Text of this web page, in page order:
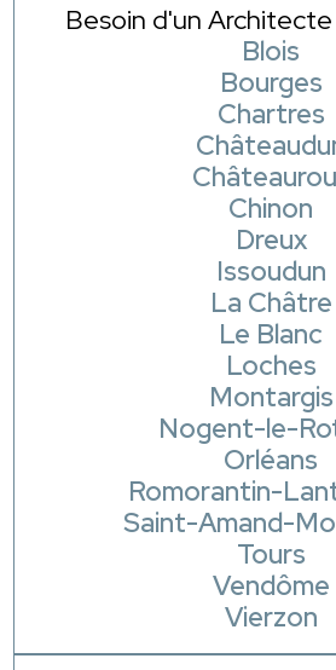
Besoin d'un
Blois
Bourges
Chartres
Chinon
Dreux
Issoudun
La Châtre
Le Blanc
Loches
Montargis
Nogent-le-
Orléans
Romorantin-
Saint-Amand-
Tours
Vendôme
Vierzon